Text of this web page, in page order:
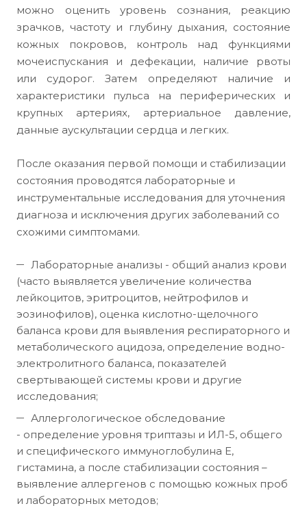
можно оценить уровень сознания, реакцию
зрачков, частоту и глубину дыхания, состояние
кожных покровов, контроль над функциями
мочеиспускания и дефекации, наличие рвоты
или судорог. Затем определяют наличие и
характеристики пульса на периферических и
крупных артериях, артериальное давление,
данные аускультации сердца и легких.
После оказания первой помощи и стабилизации
состояния проводятся лабораторные и
инструментальные исследования для уточнения
диагноза и исключения других заболеваний со
схожими симптомами.
Лабораторные анализы - общий анализ крови
(часто выявляется увеличение количества
лейкоцитов, эритроцитов, нейтрофилов и
эозинофилов), оценка кислотно-щелочного
баланса крови для выявления респираторного и
метаболического ацидоза, определение водно-
электролитного баланса, показателей
свертывающей системы крови и другие
исследования;
Аллергологическое обследование
- определение уровня триптазы и ИЛ-5, общего
и специфического иммуноглобулина E,
гистамина, а после стабилизации состояния –
выявление аллергенов с помощью кожных проб
и лабораторных методов;